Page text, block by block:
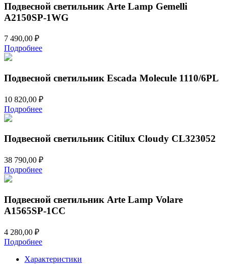
Подвесной светильник Arte Lamp Gemelli
A2150SP-1WG
7 490,00 ₽
Подробнее
Подвесной светильник Escada Molecule 1110/6PL
10 820,00 ₽
Подробнее
Подвесной светильник Citilux Cloudy CL323052
38 790,00 ₽
Подробнее
Подвесной светильник Arte Lamp Volare
A1565SP-1CC
4 280,00 ₽
Подробнее
Характеристики